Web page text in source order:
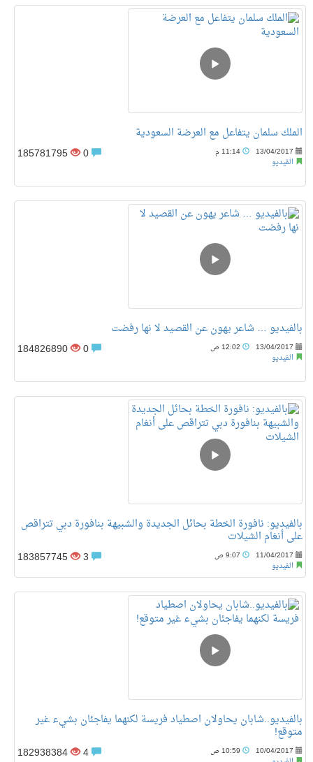
الملك سلمان يتفاعل مع العرضة السعودية
13/04/2017
الفيديو 185781795
بالفيديو … شاعر يهون عن القصيد لا نها رفضت
13/04/2017
الفيديو 184826890
بالفيديو: نافورة الخطة بحائل الجديدة والشبيهة بنافورة دبي تتراقص
على أنغام الشيلات
11/04/2017
الفيديو 183857745
بالفيديو..شابان يحاولان اصطياد فريسة لكنهما يفاجئان بشيء غير
متوقع!
10/04/2017
182938384